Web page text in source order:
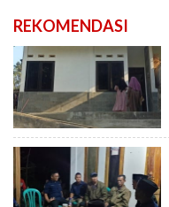
REKOMENDASI